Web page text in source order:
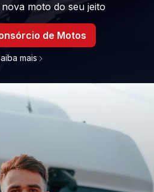
moto do seu jeito
de Motos
mais